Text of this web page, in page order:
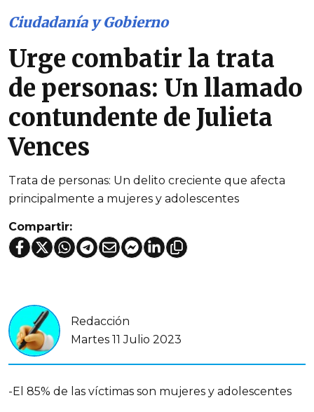
Ciudadanía y Gobierno
Urge combatir la trata
de personas: Un llamado
contundente de Julieta
Vences
Trata de personas: Un delito creciente que afecta
principalmente a mujeres y adolescentes
Compartir:
Redacción
Martes 11 Julio 2023
-El 85% de las víctimas son mujeres y adolescentes